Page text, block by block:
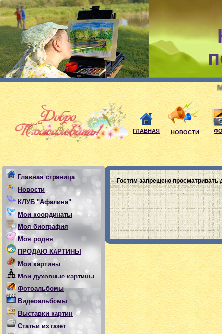
Мои девиз:
ГЛАВНАЯ НОВОСТИ
Главная страница
Новости
КЛУБ "Афалина"
Мои координаты
Моя биография
Моя родня
ПРОДАЮ КАРТИНЫ
Мои картины
Мои духовные картины
Фотоальбомы
Видеоальбомы
Выставки картин
Статьи из газет
Гостям запрещено просматривать